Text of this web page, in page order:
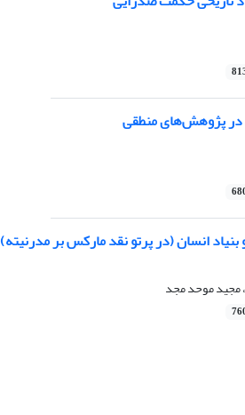
در پژوهش‌های منطقی
انسان (در پرتو نقد مارکس بر مدرنیته)
مجید موحد مجد